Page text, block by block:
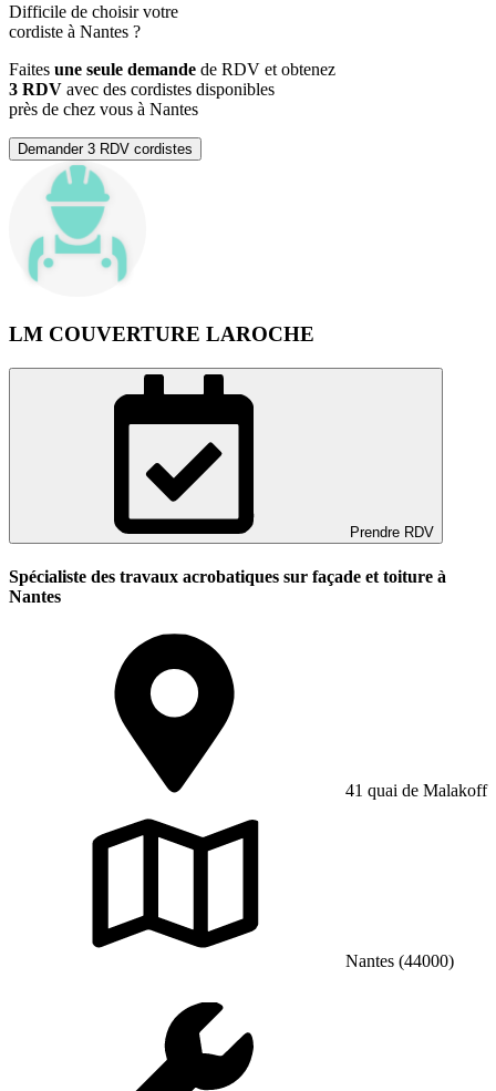
Difficile de choisir votre
cordiste à Nantes ?
Faites une seule demande de RDV et obtenez
3 RDV avec des cordistes disponibles
près de chez vous à Nantes
Demander 3 RDV cordistes
LM COUVERTURE LAROCHE
Prendre RDV
Spécialiste des travaux acrobatiques sur façade et toiture à
Nantes
41 quai de Malakoff
Nantes (44000)